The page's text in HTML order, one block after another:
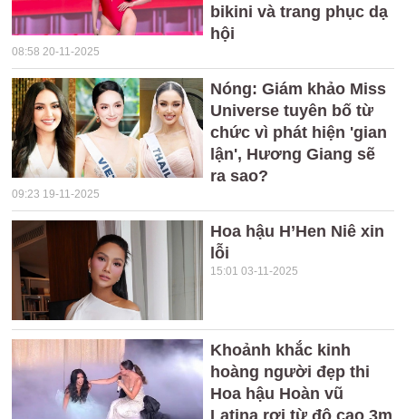
bikini và trang phục dạ
hội
08:58 20-11-2025
Nóng: Giám khảo Miss
Universe tuyên bố từ
chức vì phát hiện 'gian
lận', Hương Giang sẽ
ra sao?
09:23 19-11-2025
Hoa hậu H’Hen Niê xin
lỗi
15:01 03-11-2025
Khoảnh khắc kinh
hoàng người đẹp thi
Hoa hậu Hoàn vũ
Latina rơi từ độ cao 3m